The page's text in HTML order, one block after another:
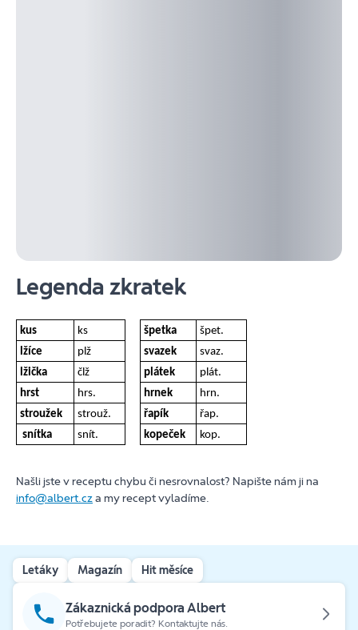
Legenda zkratek
kus ks špetka
špet.
lžíce
plž svazek
svaz.
lžička
člž plátek
plát.
hrst
hrs. hrnek
hrn.
stroužek
strouž. řapík
řap.
snítka
snít. kopeček kop.
Našli jste v receptu chybu či nesrovnalost? Napište nám ji na
info@albert.cza my recept vyladíme.
Letáky Magazín Hit měsíce
Zákaznická podpora Albert
Potřebujete poradit? Kontaktujte nás.